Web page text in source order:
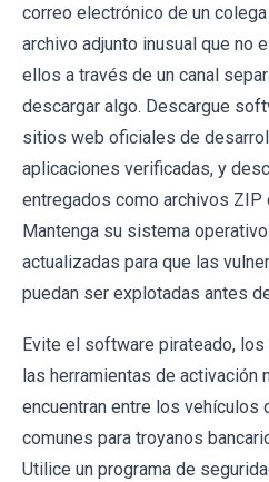
correo electrónico de un
archivo adjunto inusual que no
ellos a través de un canal
descargar algo. Descargue
sitios web oficiales de
aplicaciones verificadas, y
entregados como archivos
Mantenga su sistema
actualizadas para que las
puedan ser explotadas antes
Evite el software pirateado,
las herramientas de activación
encuentran entre los vehículos
comunes para troyanos
Utilice un programa de